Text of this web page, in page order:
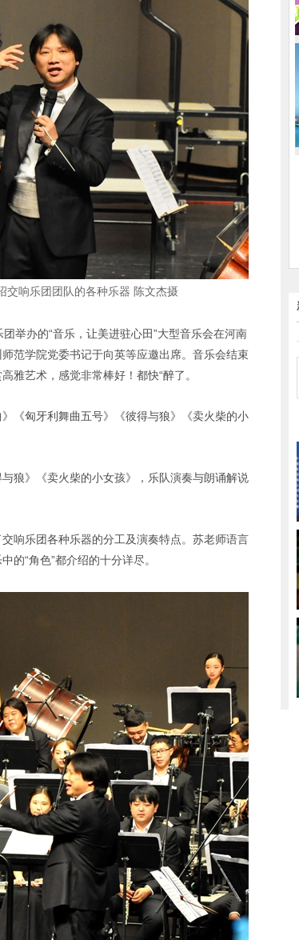
交响乐团团队的各种乐器 陈文杰摄
举办的“音乐，让美进驻心田”大型音乐会在河南
范学院党委书记于向英等应邀出席。音乐会结束
雅艺术，感觉非常棒好！都快“醉了。
《匈牙利舞曲五号》《彼得与狼》《卖火柴的小
狼》《卖火柴的小女孩》，乐队演奏与朗诵解说
响乐团各种乐器的分工及演奏特点。苏老师语言
的“角色”都介绍的十分详尽。